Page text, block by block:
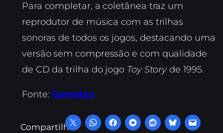
Para completar, a coletânea traz um
reprodutor de música com as trilhas
sonoras de todos os jogos, destacando uma
versão sem compressão e com qualidade
de CD da trilha do jogo Toy Storyde 1995.
Fonte:Gematsu
Compartilhe: